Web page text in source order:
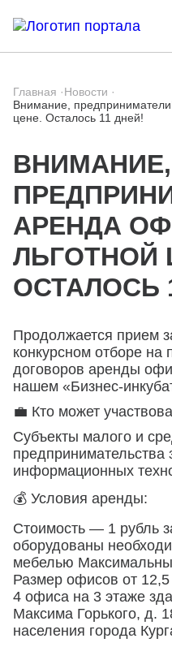
Главная ·Новости ·
Внимание,
цене. Осталось 11 дней!
ВНИМАНИЕ,
АРЕНДА
ЛЬГОТНОЙ
ОСТАЛОСЬ
Продолжается прием
конкурсном отборе на
договоров аренды
нашем «Бизнес-
💼 Кто может
Субъекты малого и
информационных
💰 Условия аренды:
Стоимость — 1 рубль
оборудованы
мебелью
Размер офисов от
4 офиса на 3 этаже
Максима Горького, д.
населения города